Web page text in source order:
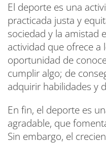
El deporte es una
practicada justa y
sociedad y la amistad
actividad que ofrece a
oportunidad de
cumplir algo; de
adquirir habilidades y
En fin, el deporte es
agradable, que
Sin embargo, el